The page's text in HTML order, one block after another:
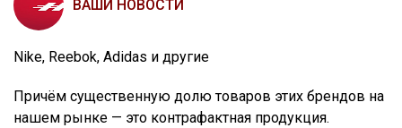
ВАШИ НОВОСТИ
Nike, Reebok, Adidas и другие
Причём существенную долю товаров этих брендов на
нашем рынке — это контрафактная продукция.